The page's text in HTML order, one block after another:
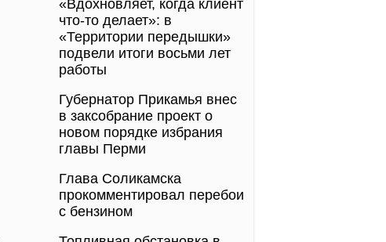
«Вдохновляет, когда клиент
что-то делает»: в
«Территории передышки»
подвели итоги восьми лет
работы
Губернатор Прикамья внес
в заксобрание проект о
новом порядке избрания
главы Перми
Глава Соликамска
прокомментировал перебои
с бензином